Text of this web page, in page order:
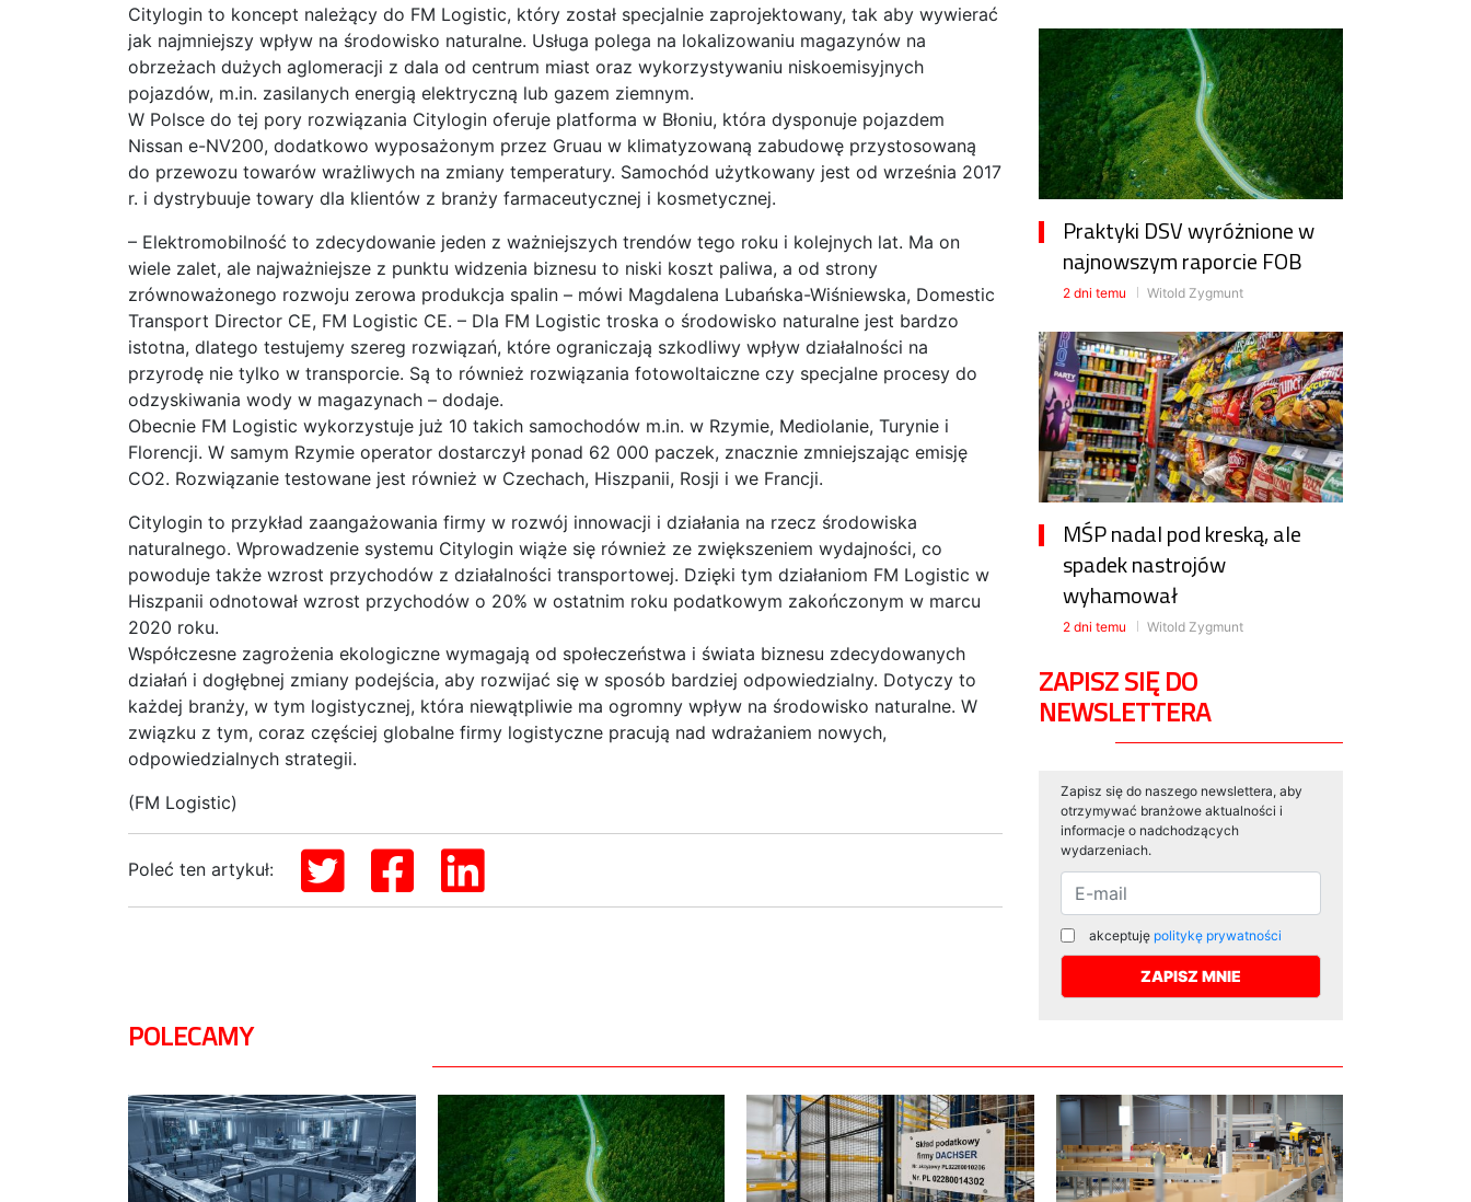
Citylogin to koncept należący do FM Logistic, który został specjalnie zaprojektowany, tak aby wywierać
jak najmniejszy wpływ na środowisko naturalne. Usługa polega na lokalizowaniu magazynów na
obrzeżach dużych aglomeracji z dala od centrum miast oraz wykorzystywaniu niskoemisyjnych
pojazdów, m.in. zasilanych energią elektryczną lub gazem ziemnym.
W Polsce do tej pory rozwiązania Citylogin oferuje platforma w Błoniu, która dysponuje pojazdem
Nissan e-NV200, dodatkowo wyposażonym przez Gruau w klimatyzowaną zabudowę przystosowaną
do przewozu towarów wrażliwych na zmiany temperatury. Samochód użytkowany jest od września 2017
r. i dystrybuuje towary dla klientów z branży farmaceutycznej i kosmetycznej.
– Elektromobilność to zdecydowanie jeden z ważniejszych trendów tego roku i kolejnych lat. Ma on
wiele zalet, ale najważniejsze z punktu widzenia biznesu to niski koszt paliwa, a od strony
zrównoważonego rozwoju zerowa produkcja spalin – mówi Magdalena Lubańska-Wiśniewska, Domestic
Transport Director CE, FM Logistic CE. – Dla FM Logistic troska o środowisko naturalne jest bardzo
istotna, dlatego testujemy szereg rozwiązań, które ograniczają szkodliwy wpływ działalności na
przyrodę nie tylko w transporcie. Są to również rozwiązania fotowoltaiczne czy specjalne procesy do
odzyskiwania wody w magazynach – dodaje.
Obecnie FM Logistic wykorzystuje już 10 takich samochodów m.in. w Rzymie, Mediolanie, Turynie i
Florencji. W samym Rzymie operator dostarczył ponad 62 000 paczek, znacznie zmniejszając emisję
CO2. Rozwiązanie testowane jest również w Czechach, Hiszpanii, Rosji i we Francji.
Citylogin to przykład zaangażowania firmy w rozwój innowacji i działania na rzecz środowiska
naturalnego. Wprowadzenie systemu Citylogin wiąże się również ze zwiększeniem wydajności, co
powoduje także wzrost przychodów z działalności transportowej. Dzięki tym działaniom FM Logistic w
Hiszpanii odnotował wzrost przychodów o 20% w ostatnim roku podatkowym zakończonym w marcu
2020 roku.
Współczesne zagrożenia ekologiczne wymagają od społeczeństwa i świata biznesu zdecydowanych
działań i dogłębnej zmiany podejścia, aby rozwijać się w sposób bardziej odpowiedzialny. Dotyczy to
każdej branży, w tym logistycznej, która niewątpliwie ma ogromny wpływ na środowisko naturalne. W
związku z tym, coraz częściej globalne firmy logistyczne pracują nad wdrażaniem nowych,
odpowiedzialnych strategii.
(FM Logistic)
Poleć ten artykuł:
Praktyki DSV wyróżnione w
najnowszym raporcie FOB
2 dni temu Witold Zygmunt
MŚP nadal pod kreską, ale
spadek nastrojów
wyhamował
2 dni temu Witold Zygmunt
ZAPISZ SIĘ DO
NEWSLETTERA
Zapisz się do naszego newslettera, aby
otrzymywać branżowe aktualności i
informacje o nadchodzących
wydarzeniach.
akceptuję politykę prywatności
POLECAMY